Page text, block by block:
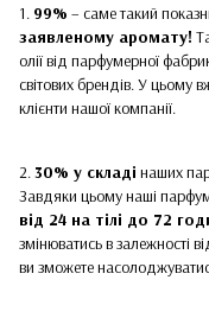
1. 99% – саме такий
заявленому аромату!
олії від парфумерної
світових брендів. У цьому
клієнти нашої компанії.
2. 30% у складі наших
Завдяки цьому наші
від 24 на тілі до 72
змінюватись в залежності
ви зможете